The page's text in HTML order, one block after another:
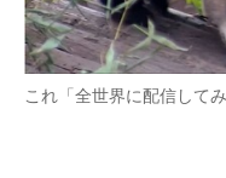
建設×テクノロジーの最
ちょっと気になるネット
これ「全世界に配信して